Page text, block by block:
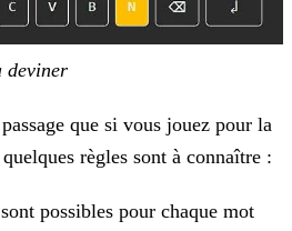
deviner
que si vous jouez pour la
règles sont à connaître :
sont possibles pour chaque mot